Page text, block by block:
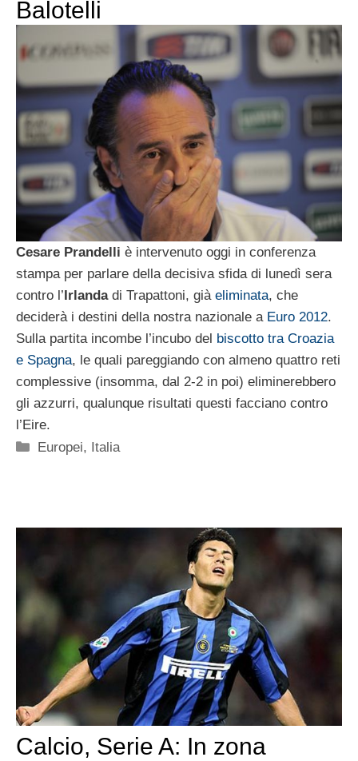
Balotelli
Cesare Prandelli è intervenuto oggi in conferenza
stampa per parlare della decisiva sfida di lunedì sera
contro l’ Irlandadi Trapattoni, già eliminata, che
deciderà i destini della nostra nazionale a Euro 2012.
Sulla partita incombe l’incubo del biscotto tra Croazia
e Spagna, le quali pareggiando con almeno quattro reti
complessive (insomma, dal 2-2 in poi) eliminerebbero
gli azzurri, qualunque risultati questi facciano contro
l’Eire.
Categorie
Europei, Italia
Calcio, Serie A: In zona